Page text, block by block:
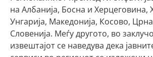
на Албанија, Босна и Херцеговина,
Унгарија, Македонија, Косово,
Словенија. Меѓу другото, во
извештајот се наведува дека